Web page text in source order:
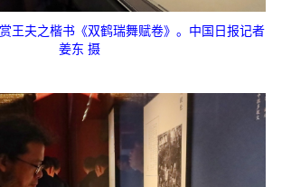
王夫之楷书《双鹤瑞舞赋卷》。中国日报记者
姜东 摄